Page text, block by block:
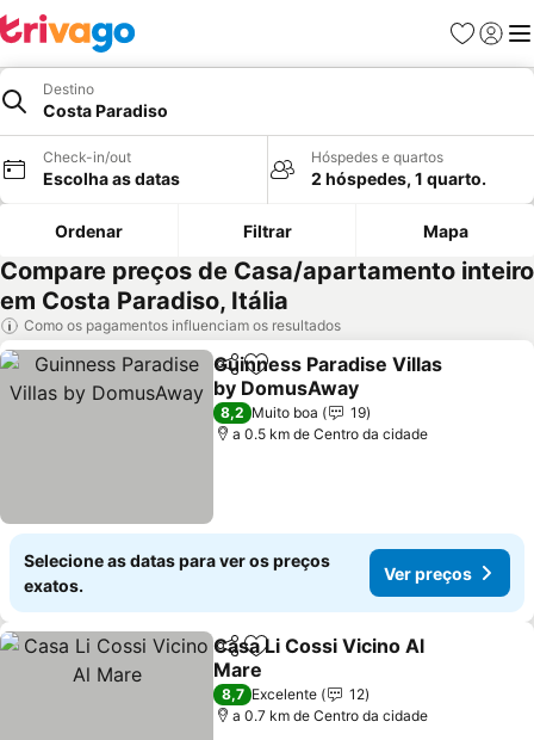
Favoritos
Iniciar
Destino
Costa Paradiso
Check-in/out
Escolha as datas
Hóspedes e quartos
2 hóspedes, 1 quarto.
Ordenar Filtrar Mapa
Compare preços de Casa/apartamento inteiro
em Costa Paradiso, Itália
Como os pagamentos influenciam os resultados
PartilharAdicionar aos favoritos
Guinness Paradise Villas
by DomusAway
8,2 Muito boa
19
a 0.5 km de Centro da cidade
Selecione as datas para ver os preços
exatos.
Ver preços
PartilharAdicionar aos favoritos
Casa Li Cossi Vicino Al
Mare
8,7 Excelente
12
a 0.7 km de Centro da cidade